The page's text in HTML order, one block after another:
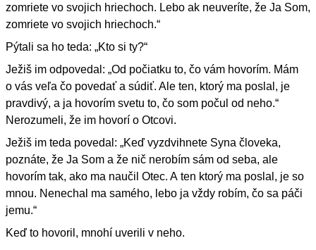
zomriete vo svojich hriechoch. Lebo ak neuveríte, že Ja Som,
zomriete vo svojich hriechoch.“
Pýtali sa ho teda: „Kto si ty?“
Ježiš im odpovedal: „Od počiatku to, čo vám hovorím. Mám
o vás veľa čo povedať a súdiť. Ale ten, ktorý ma poslal, je
pravdivý, a ja hovorím svetu to, čo som počul od neho.“
Nerozumeli, že im hovorí o Otcovi.
Ježiš im teda povedal: „Keď vyzdvihnete Syna človeka,
poznáte, že Ja Som a že nič nerobím sám od seba, ale
hovorím tak, ako ma naučil Otec. A ten ktorý ma poslal, je so
mnou. Nenechal ma samého, lebo ja vždy robím, čo sa páči
jemu.“
Keď to hovoril, mnohí uverili v neho.